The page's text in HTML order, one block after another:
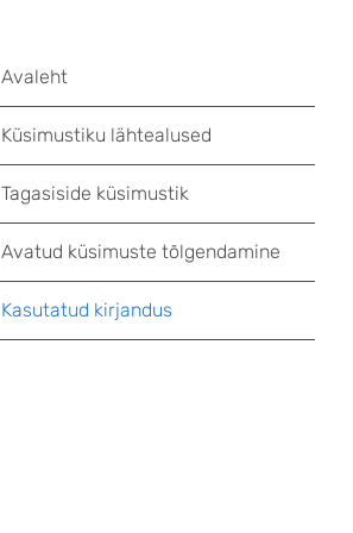
Avaleht
Küsimustiku lähtealused
Tagasiside küsimustik
Avatud küsimuste tõlgendamine
Kasutatud kirjandus